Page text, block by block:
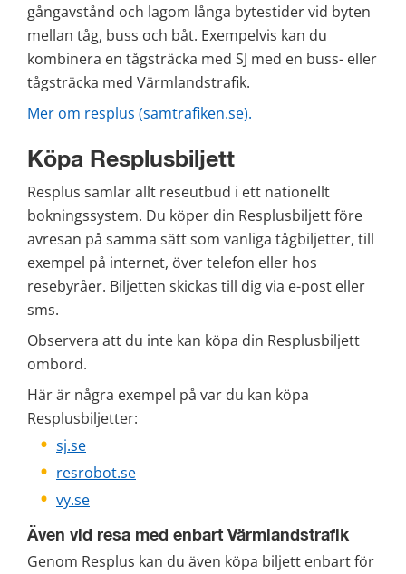
gångavstånd och lagom långa bytestider vid byten
mellan tåg, buss och båt. Exempelvis kan du
kombinera en tågsträcka med SJ med en buss- eller
tågsträcka med Värmlandstrafik.
Mer om resplus (samtrafiken.se).
Köpa Resplusbiljett
Resplus samlar allt reseutbud i ett nationellt
bokningssystem. Du köper din Resplusbiljett före
avresan på samma sätt som vanliga tågbiljetter, till
exempel på internet, över telefon eller hos
resebyråer. Biljetten skickas till dig via e-post eller
sms.
Observera att du inte kan köpa din Resplusbiljett
ombord.
Här är några exempel på var du kan köpa
Resplusbiljetter:
sj.se
resrobot.se
vy.se
Även vid resa med enbart Värmlandstrafik
Genom Resplus kan du även köpa biljett enbart för